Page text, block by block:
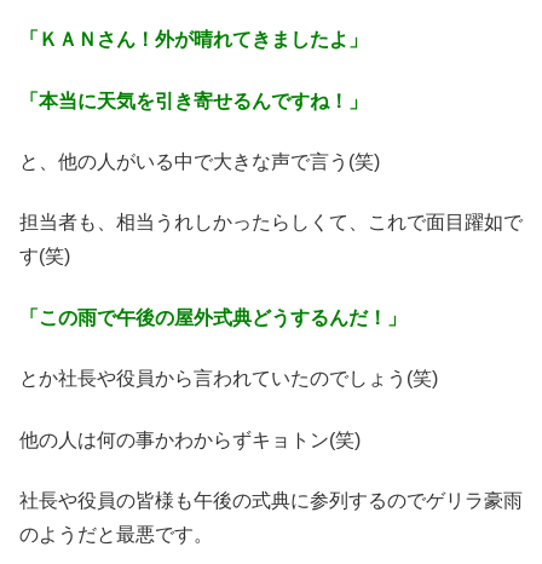
「ＫＡＮさん！外が晴れてきましたよ」
「本当に天気を引き寄せるんですね！」
と、他の人がいる中で大きな声で言う(笑)
担当者も、相当うれしかったらしくて、これで面目躍如で
す(笑)
「この雨で午後の屋外式典どうするんだ！」
とか社長や役員から言われていたのでしょう(笑)
他の人は何の事かわからずキョトン(笑)
社長や役員の皆様も午後の式典に参列するのでゲリラ豪雨
のようだと最悪です。